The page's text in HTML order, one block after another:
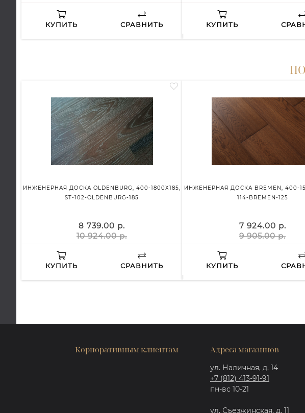
КУПИТЬ СРАВНИТЬ КУПИТЬ
ИНЖЕНЕРНАЯ ДОСКА OLDENBURG, 400-1800Х185,
ST-102-OLDENBURG-185
8 739.00 р.
10 924.00 р.
КУПИТЬ СРАВНИТЬ
ИНЖЕНЕРНАЯ ДОСКА BREMEN, 400-
114-BREMEN-125
7 924.00 р.
9 905.00 р.
КУПИТЬ
Корпоративным клиентам Адреса магазинов
ул. Наличная, д. 14
+7 (812) 413-91-91
пн-вс 10-21
ул. Съезжинская, д. 11